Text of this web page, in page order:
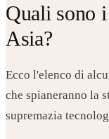
Quali sono
Asia?
Ecco l'elenco di
che spianeranno la
supremazia